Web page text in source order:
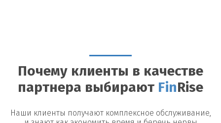
Почему клиенты в качестве
партнера выбирают Fin Rise
Наши клиенты получают комплексное обслуживание,